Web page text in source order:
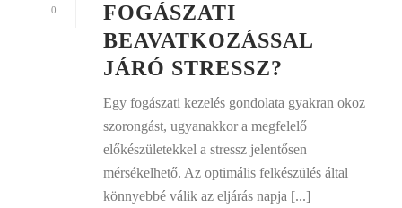
0
FOGÁSZATI
BEAVATKOZÁSSAL
JÁRÓ STRESSZ?
Egy fogászati kezelés gondolata gyakran okoz
szorongást, ugyanakkor a megfelelő
előkészületekkel a stressz jelentősen
mérsékelhető. Az optimális felkészülés által
könnyebbé válik az eljárás napja [...]